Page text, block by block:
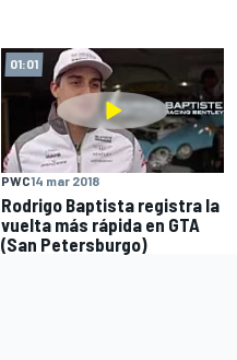
01:01
PWC14 mar 2018
Rodrigo Baptista registra la
vuelta más rápida en GTA
(San Petersburgo)